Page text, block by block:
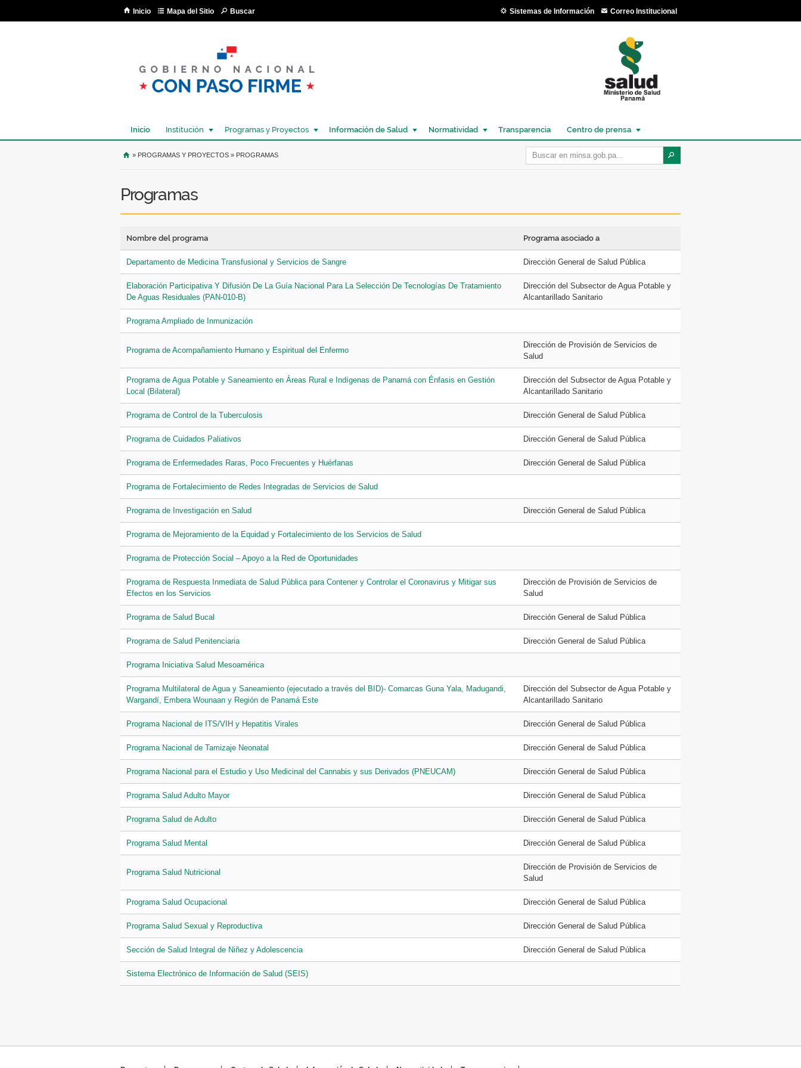
Inicio Mapa del Sitio Buscar Sistemas de Información Correo Institucional
Inicio Institución Programas y Proyectos Información de Salud Normatividad Transparencia Centro de prensa
USTED SE ENCUENTRA AQUÍ
» PROGRAMAS Y PROYECTOS » PROGRAMAS
Programas
Nombre del programa Programa asociado a
Departamento de Medicina Transfusional y Servicios de Sangre Dirección General de Salud Pública
Elaboración Participativa Y Difusión De La Guía Nacional Para La Selección De Tecnologías De Tratamiento
De Aguas Residuales (PAN-010-B)
Dirección del Subsector de Agua Potable y
Alcantarillado Sanitario
Programa Ampliado de Inmunización
Programa de Acompañamiento Humano y Espiritual del Enfermo
Dirección de Provisión de Servicios de
Salud
Programa de Agua Potable y Saneamiento en Áreas Rural e Indígenas de Panamá con Énfasis en Gestión
Local (Bilateral)
Dirección del Subsector de Agua Potable y
Alcantarillado Sanitario
Programa de Control de la Tuberculosis Dirección General de Salud Pública
Programa de Cuidados Paliativos Dirección General de Salud Pública
Programa de Enfermedades Raras, Poco Frecuentes y Huérfanas Dirección General de Salud Pública
Programa de Fortalecimiento de Redes Integradas de Servicios de Salud
Programa de Investigación en Salud Dirección General de Salud Pública
Programa de Mejoramiento de la Equidad y Fortalecimiento de los Servicios de Salud
Programa de Protección Social – Apoyo a la Red de Oportunidades
Programa de Respuesta Inmediata de Salud Pública para Contener y Controlar el Coronavirus y Mitigar sus
Efectos en los Servicios
Dirección de Provisión de Servicios de
Salud
Programa de Salud Bucal Dirección General de Salud Pública
Programa de Salud Penitenciaria Dirección General de Salud Pública
Programa Iniciativa Salud Mesoamérica
Programa Multilateral de Agua y Saneamiento (ejecutado a través del BID)- Comarcas Guna Yala, Madugandi,
Wargandí, Embera Wounaan y Región de Panamá Este
Dirección del Subsector de Agua Potable y
Alcantarillado Sanitario
Programa Nacional de ITS/VIH y Hepatitis Virales Dirección General de Salud Pública
Programa Nacional de Tamizaje Neonatal Dirección General de Salud Pública
Programa Nacional para el Estudio y Uso Medicinal del Cannabis y sus Derivados (PNEUCAM) Dirección General de Salud Pública
Programa Salud Adulto Mayor Dirección General de Salud Pública
Programa Salud de Adulto Dirección General de Salud Pública
Programa Salud Mental Dirección General de Salud Pública
Programa Salud Nutricional
Dirección de Provisión de Servicios de
Salud
Programa Salud Ocupacional Dirección General de Salud Pública
Programa Salud Sexual y Reproductiva Dirección General de Salud Pública
Sección de Salud Integral de Niñez y Adolescencia Dirección General de Salud Pública
Sistema Electrónico de Información de Salud (SEIS)